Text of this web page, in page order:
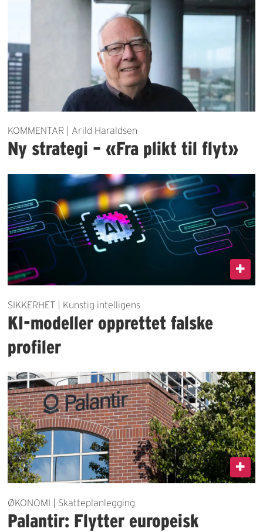
KOMMENTAR | Arild Haraldsen
Ny strategi – «Fra plikt til flyt»
SIKKERHET | Kunstig intelligens
KI-modeller opprettet falske
profiler
ØKONOMI | Skatteplanlegging
Palantir: Flytter europeisk